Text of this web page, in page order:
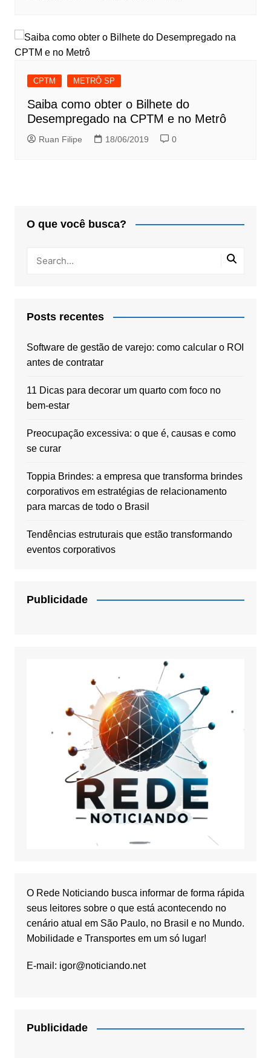
CPTM METRÔ SP
Saiba como obter o Bilhete do
Desempregado na CPTM e no Metrô
Ruan Filipe 18/06/2019 0
O que você busca?
Posts recentes
Software de gestão de varejo: como calcular o ROI
antes de contratar
11 Dicas para decorar um quarto com foco no
bem-estar
Preocupação excessiva: o que é, causas e como
se curar
Toppia Brindes: a empresa que transforma brindes
corporativos em estratégias de relacionamento
para marcas de todo o Brasil
Tendências estruturais que estão transformando
eventos corporativos
Publicidade
O Rede Noticiando busca informar de forma rápida
seus leitores sobre o que está acontecendo no
cenário atual em São Paulo, no Brasil e no Mundo.
Mobilidade e Transportes em um só lugar!
E-mail: igor@noticiando.net
Publicidade